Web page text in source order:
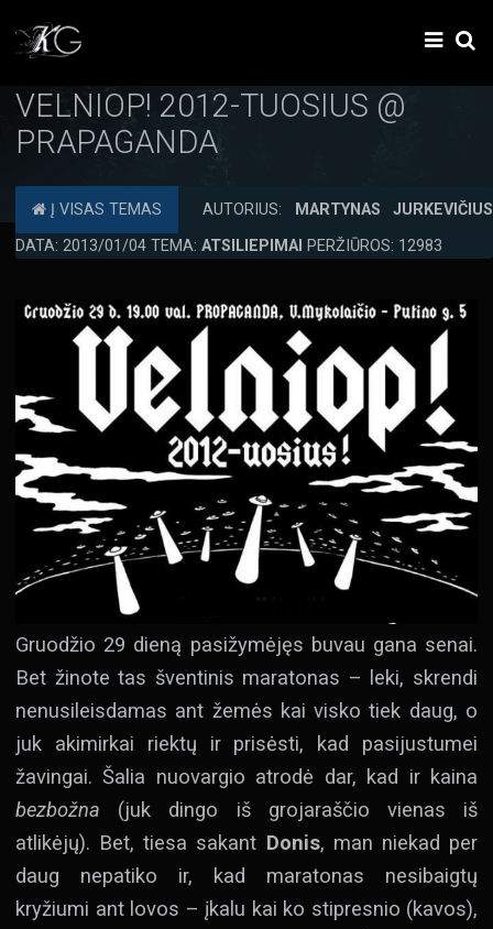
VELNIOP! 2012-TUOSIUS @
PRAPAGANDA
Į VISAS TEMAS AUTORIUS:
MARTYNAS JURKEVIČIUS
DATA: 2013/01/04 TEMA: ATSILIEPIMAI PERŽIŪROS: 12983
Gruodžio 29 dieną pasižymėjęs buvau gana senai.
Bet žinote tas šventinis maratonas – leki, skrendi
nenusileisdamas ant žemės kai visko tiek daug, o
juk akimirkai riektų ir prisėsti, kad pasijustumei
žavingai. Šalia nuovargio atrodė dar, kad ir kaina
bezbožna (juk dingo iš grojaraščio vienas iš
atlikėjų). Bet, tiesa sakant Donis, man niekad per
daug nepatiko ir, kad maratonas nesibaigtų
kryžiumi ant lovos – įkalu kai ko stipresnio (kavos),